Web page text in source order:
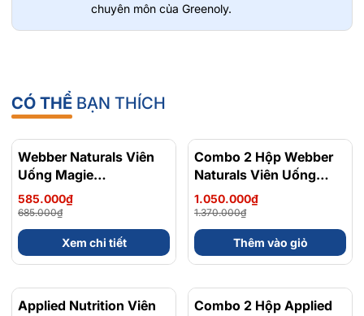
chuyên môn của Greenoly.
CÓ THỂ BẠN THÍCH
- 15%
Webber Naturals Viên
Uống Magie
Magnesium
Bisglycinate 200mg -
Chính Ngạch Canada,
Xuất VAT
585.000₫
685.000₫
Xem chi tiết
- 23%
Combo 2 Hộp Webber
Naturals Viên Uống
Magie Dễ Dàng Hấp
Làm Dịu Nhẹ Cho Hệ
Tiêu Hóa Magnesium
Bisglycinate 200mg -
Hộp 120 Viên
1.050.000₫
1.370.000₫
Thêm vào giỏ
- 48%
Applied Nutrition Viên
- 36%
Combo 2 Hộp Applied